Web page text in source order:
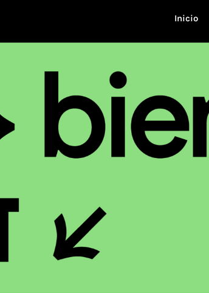
Inicio